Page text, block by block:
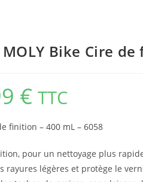
MOLY Bike Cire
€ TTC
finition – 400 mL – 6058
pour un nettoyage plus
rayures légères et protège le